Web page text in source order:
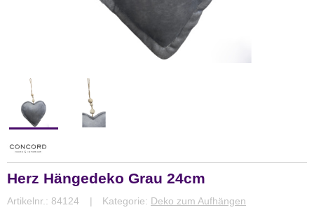
Herz Hängedeko Grau 24cm
Artikelnr.: 84124 Kategorie: Deko zum Aufhängen